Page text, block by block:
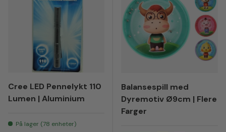
Cree LED Pennelykt 110
Lumen | Aluminium
På lager (78 enheter)
Balansespill med
Dyremotiv Ø9cm | Flere
Farger